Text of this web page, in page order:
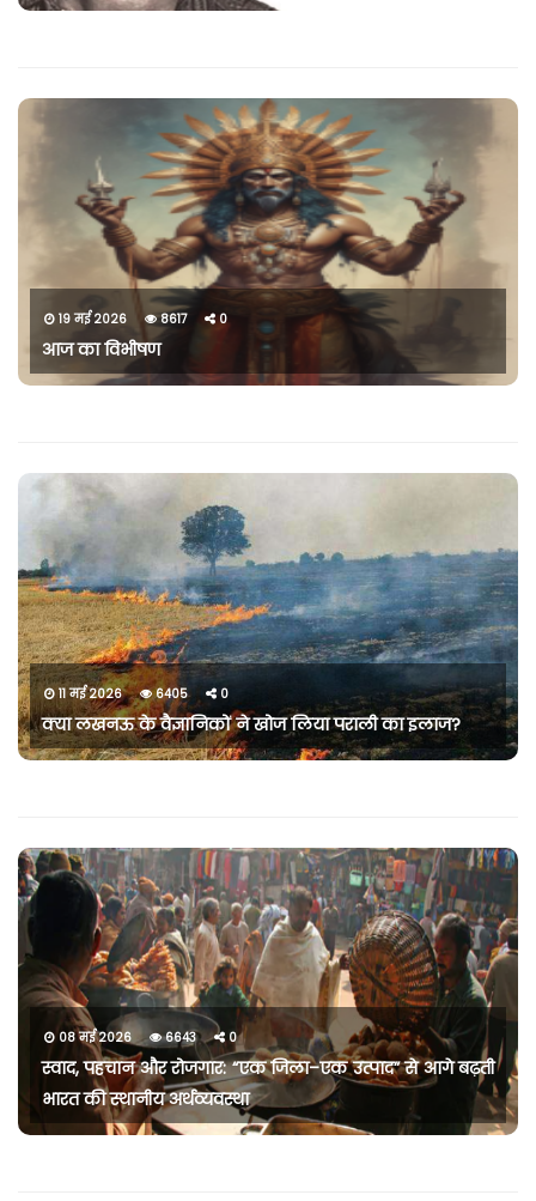
19 मई 2026 8617 0
आज का विभीषण
11 मई 2026 6405 0
क्या लखनऊ के वैज्ञानिकों ने खोज लिया पराली का इलाज?
08 मई 2026 6643 0
स्वाद, पहचान और रोजगार: “एक जिला–एक उत्पाद” से आगे बढ़ती
भारत की स्थानीय अर्थव्यवस्था